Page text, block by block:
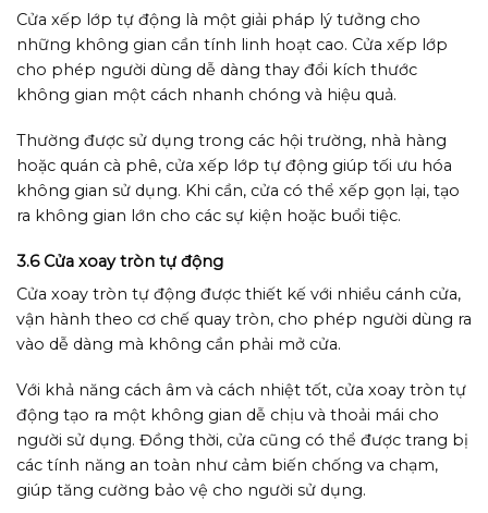
Cửa xếp lớp tự động là một giải pháp lý tưởng cho
những không gian cần tính linh hoạt cao. Cửa xếp lớp
cho phép người dùng dễ dàng thay đổi kích thước
không gian một cách nhanh chóng và hiệu quả.
Thường được sử dụng trong các hội trường, nhà hàng
hoặc quán cà phê, cửa xếp lớp tự động giúp tối ưu hóa
không gian sử dụng. Khi cần, cửa có thể xếp gọn lại, tạo
ra không gian lớn cho các sự kiện hoặc buổi tiệc.
3.6 Cửa xoay tròn tự động
Cửa xoay tròn tự động được thiết kế với nhiều cánh cửa,
vận hành theo cơ chế quay tròn, cho phép người dùng ra
vào dễ dàng mà không cần phải mở cửa.
Với khả năng cách âm và cách nhiệt tốt, cửa xoay tròn tự
động tạo ra một không gian dễ chịu và thoải mái cho
người sử dụng. Đồng thời, cửa cũng có thể được trang bị
các tính năng an toàn như cảm biến chống va chạm,
giúp tăng cường bảo vệ cho người sử dụng.